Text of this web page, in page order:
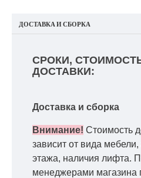
ДОСТАВКА И СБОРКА
СРОКИ,
ДОСТАВКИ:
Доставка и сборка
Внимание! Стоимость
зависит от вида
этажа, наличия лифта.
менеджерами магазина